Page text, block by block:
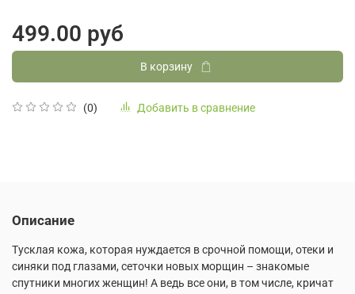
(0) Добавить в сравнение
499.00 руб
В корзину
Описание
Тусклая кожа, которая нуждается в срочной помощи, отеки и
синяки под глазами, сеточки новых морщин – знакомые
спутники многих женщин! А ведь все они, в том числе, кричат